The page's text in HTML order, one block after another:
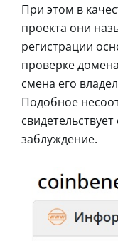
При этом в
проекта они
регистрации
проверке
смена его
Подобное
заблуждение.